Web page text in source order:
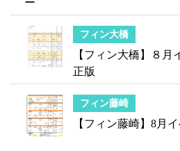
ー
フィン大橋
【フィン大橋】８月
正版
フィン藤崎
【フィン藤崎】8月